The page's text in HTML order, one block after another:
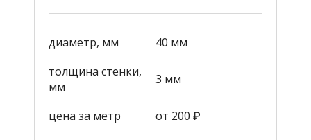
диаметр, мм
40 мм
толщина стенки,
мм
3 мм
цена за метр от 200 ₽